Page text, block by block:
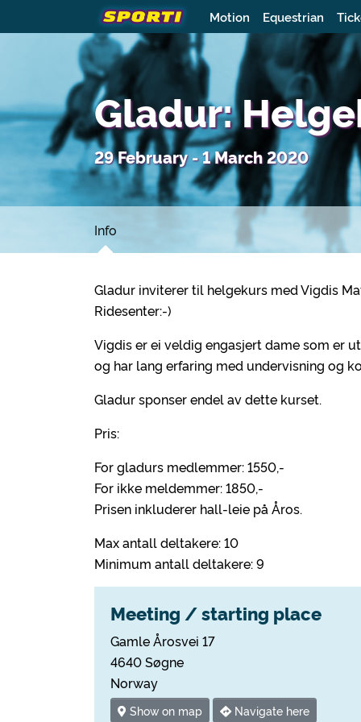
Motion Equestrian
Gladur:
29 February - 1 March 2020
Info
Gladur inviterer til helgekurs med Vigdis
Ridesenter:-)
Vigdis er ei veldig engasjert dame som er
og har lang erfaring med undervisning og
Gladur sponser endel av dette kurset.
Pris:
For gladurs medlemmer: 1550,-
For ikke meldemmer: 1850,-
Prisen inkluderer hall-leie på Åros.
Max antall deltakere: 10
Minimum antall deltakere: 9
Meeting / starting place
Gamle Årosvei 17
4640 Søgne
Norway
Show on map Navigate here